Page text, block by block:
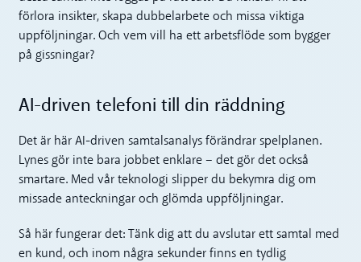
förlora insikter, skapa dubbelarbete och missa viktiga
uppföljningar. Och vem vill ha ett arbetsflöde som bygger
på gissningar?
AI-driven telefoni till din räddning
Det är här AI-driven samtalsanalys förändrar spelplanen.
Lynes gör inte bara jobbet enklare – det gör det också
smartare. Med vår teknologi slipper du bekymra dig om
missade anteckningar och glömda uppföljningar.
Så här fungerar det: Tänk dig att du avslutar ett samtal med
en kund, och inom några sekunder finns en tydlig